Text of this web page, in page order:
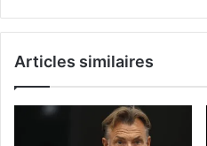
Articles similaires